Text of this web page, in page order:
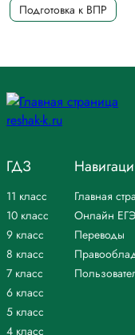
Подготовка к ВПР
ГДЗ
11 класс
10 класс
9 класс
8 класс
7 класс
6 класс
5 класс
4 класс
Главная
Онлайн ЕГЭ
Переводы